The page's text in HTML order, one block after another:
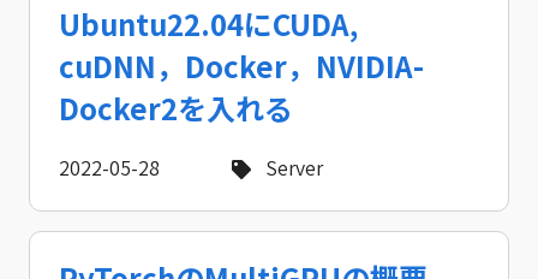
Ubuntu22.04にCUDA,
cuDNN，Docker，NVIDIA-
Docker2を入れる
2022-05-28 Server